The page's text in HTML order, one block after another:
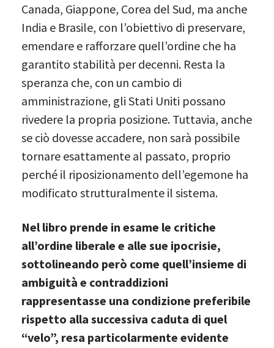
Canada, Giappone, Corea del Sud, ma anche
India e Brasile, con l’obiettivo di preservare,
emendare e rafforzare quell’ordine che ha
garantito stabilità per decenni. Resta la
speranza che, con un cambio di
amministrazione, gli Stati Uniti possano
rivedere la propria posizione. Tuttavia, anche
se ciò dovesse accadere, non sarà possibile
tornare esattamente al passato, proprio
perché il riposizionamento dell’egemone ha
modificato strutturalmente il sistema.
Nel libro prende in esame le critiche
all’ordine liberale e alle sue ipocrisie,
sottolineando però come quell’insieme di
ambiguità e contraddizioni
rappresentasse una condizione preferibile
rispetto alla successiva caduta di quel
“velo”, resa particolarmente evidente